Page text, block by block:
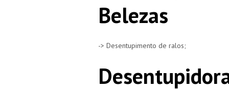
Belezas
-> Desentupimento de ralos;